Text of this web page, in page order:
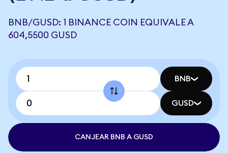
BNB/GUSD: 1 BINANCE COIN EQUIVALE A
604,5500 GUSD
BNB
GUSD
CANJEAR BNB A GUSD